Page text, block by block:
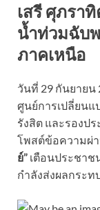
เสรี ศุภรา
น้ำท่วมฉับพ
ภาคเหนือ
วันที่ 29 กันยายน
ศูนย์การเปลี่ยน
รังสิต และรองป
โพสต์ข้อความผ่
ย์” เตือนประชาช
กำลังส่งผลกระท